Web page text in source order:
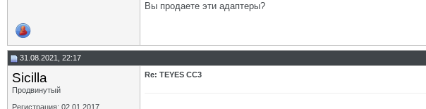
Вы продаете эти адаптеры?
31.08.2021, 22:17
Sicilla
Продвинутый
Регистрация: 02.01.2017
Re: TEYES CC3